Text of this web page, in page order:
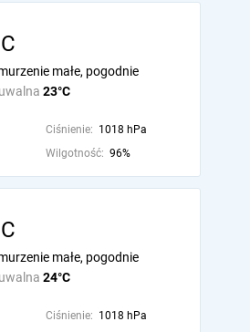
23°C
małe, pogodnie
Ciśnienie: 1018 hPa
Wilgotność: 96%
24°C
małe, pogodnie
Ciśnienie: 1018 hPa